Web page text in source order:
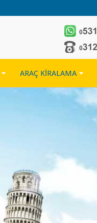
ARAÇ KİRALAMA